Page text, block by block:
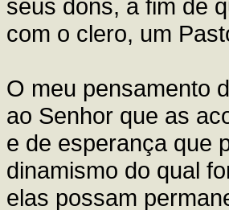
seus dons, a fim de
com o clero, um
O meu pensamento
ao Senhor que as
e de esperança que
dinamismo do qual
elas possam